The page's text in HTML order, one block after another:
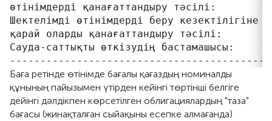
өтінімдерді қанағаттандыру тәсілі:
Шектелімді өтінімдерді беру кезектілігіне
қарай оларды қанағаттандыру тәсілі:
Сауда-саттықты өткізудің бастамашысы:
Баға ретінде өтінімде бағалы қағаздың номиналды
құнының пайызымен үтірден кейінгі төртінші белгіге
дейінгі дәлдікпен көрсетілген облигациялардың "таза"
бағасы (жинақталған сыйақыны есепке алмағанда)